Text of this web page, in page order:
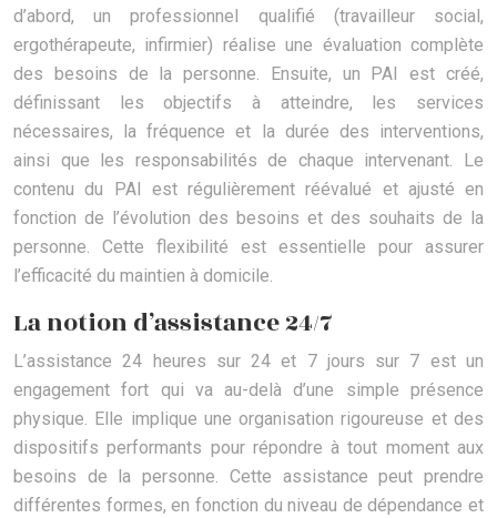
d’abord, un professionnel qualifié (travailleur social,
ergothérapeute, infirmier) réalise une évaluation complète
des besoins de la personne. Ensuite, un PAI est créé,
définissant les objectifs à atteindre, les services
nécessaires, la fréquence et la durée des interventions,
ainsi que les responsabilités de chaque intervenant. Le
contenu du PAI est régulièrement réévalué et ajusté en
fonction de l’évolution des besoins et des souhaits de la
personne. Cette flexibilité est essentielle pour assurer
l’efficacité du maintien à domicile.
La notion d’assistance 24/7
L’assistance 24 heures sur 24 et 7 jours sur 7 est un
engagement fort qui va au-delà d’une simple présence
physique. Elle implique une organisation rigoureuse et des
dispositifs performants pour répondre à tout moment aux
besoins de la personne. Cette assistance peut prendre
différentes formes, en fonction du niveau de dépendance et